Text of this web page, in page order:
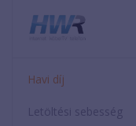
Havi díj
Letöltési sebesség